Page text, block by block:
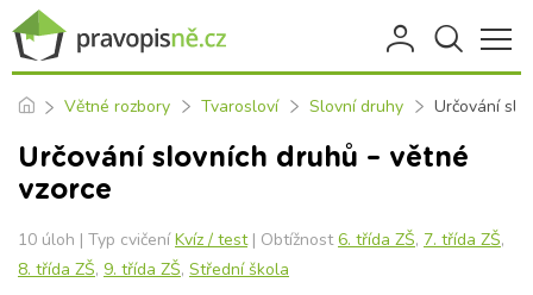
Větné rozbory Tvarosloví Slovní druhy Určování
Určování slovních druhů – větné
vzorce
10 úloh | Typ cvičeníKvíz / test| Obtížnost6. třída ZŠ, 7. třída ZŠ,
8. třída ZŠ, 9. třída ZŠ, Střední škola